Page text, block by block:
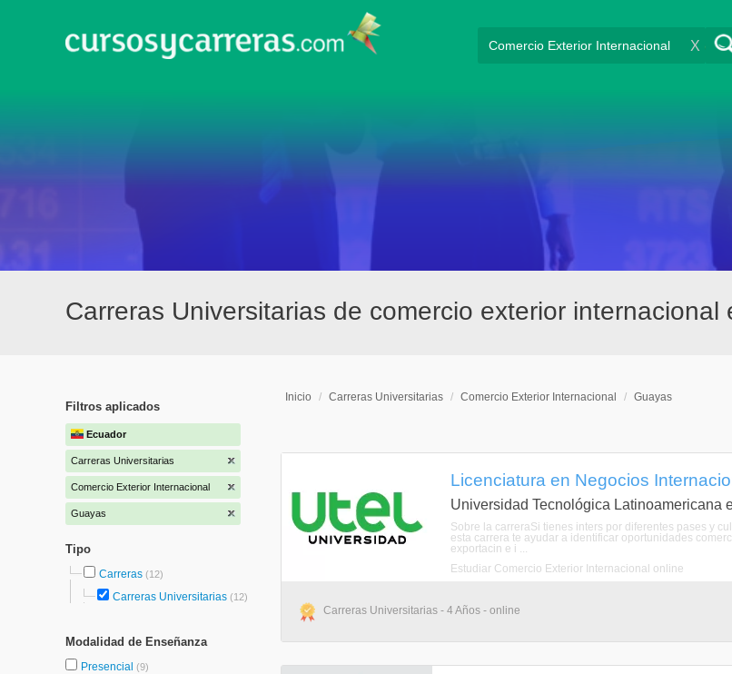
X
Carreras Universitarias de comercio exterior internacional
Filtros aplicados
Ecuador
Carreras Universitarias
Comercio Exterior Internacional
Guayas
Tipo
Carreras (12)
Carreras Universitarias (12)
Modalidad de Enseñanza
Presencial (9)
Inicio / Carreras Universitarias / Comercio Exterior Internacional / Guayas
Licenciatura en Negocios
Universidad Tecnológica Latinoamericana
Sobre la carreraSi tienes inters por diferentes pases y
esta carrera te ayudar a identificar oportunidades
exportacin e i ...
Estudiar Comercio Exterior Internacional online
Carreras Universitarias - 4 Años - online